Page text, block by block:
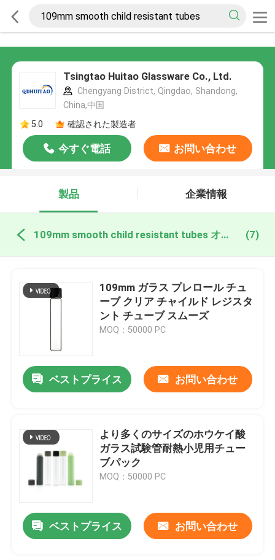
Tsingtao Huitao Glassware Co., Ltd.
Chengyang District, Qingdao, Shandong,
China,中国
5.0
確認された製造者
今すぐ電話 お問い合わせ
製品 企業情報
109mm smooth child resistant tubes オンライン製造 (7)
109mm ガラス プレロール チュ
ーブ クリア チャイルド レジスタ
ント チューブ スムーズ
MOQ：50000 PC
ベストプライス お問い合わせ
より多くのサイズのホウケイ酸
ガラス試験管耐熱小児用チュー
ブパック
MOQ：50000 PC
ベストプライス お問い合わせ